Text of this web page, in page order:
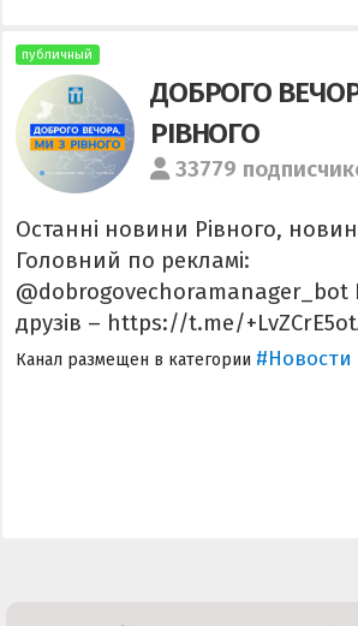
публичный
ДОБРОГО
РІВНОГО
33779
Останні новини Рівного,
Головний по рекламі:
@dobrogovechoramanager_bot
друзів – https://t.me/
Канал размещен в категории #Новости